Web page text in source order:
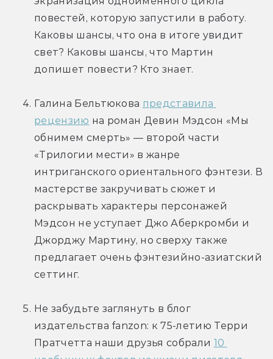
повестей, которую запустили в работу.
Каковы шансы, что она в итоге увидит
свет? Каковы шансы, что Мартин
допишет повести? Кто знает.
Галина Бельтюкова представила
рецензию на роман Девин Мэдсон «Мы
обнимем смерть» — второй части
«Трилогии мести» в жанре
интриганского ориентального фэнтези. В
мастерстве закручивать сюжет и
раскрывать характеры персонажей
Мэдсон не уступает Джо Аберкромби и
Джорджу Мартину, но сверху также
предлагает очень фэнтезийно-азиатский
сеттинг.
Не забудьте заглянуть в блог
издательства fanzon: к 75-летию Терри
Пратчетта наши друзья собрали 10